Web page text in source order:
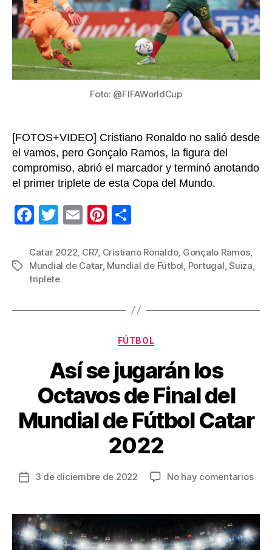
en
de
del
Foto: @FIFAWorldCup
[FOTOS+VIDEO] Cristiano Ronaldo no salió desde
el vamos, pero Gonçalo Ramos, la figura del
compromiso, abrió el marcador y terminó anotando
el primer triplete de esta Copa del Mundo.
F
c
e
o
T
tt
er
E
ail
Pi
er
e
m
p
tir
Etiquetas
Catar 2022 CR7, Cristiano Ronaldo, Gonçalo Ramos,
Mundial de Catar, Mundial de Fútbol Portugal ,Suiza
triplete
Categorías
FÚTBOL
Así se jugarán los
Octavos de Final del
Mundial de Fútbol Catar
2022
Fecha
entrada
3 de diciembre de 2022 No hay comentariosen
los